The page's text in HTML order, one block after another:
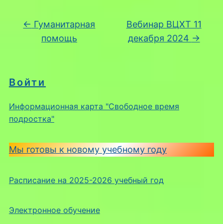
Войти
Информационная карта "Свободное время
подростка"
Мы готовы к новому учебному году
Расписание на 2025-2026 учебный год
Электронное обучение
← Гуманитарная
помощь
Вебинар ВЦХТ 11
декабря 2024 →